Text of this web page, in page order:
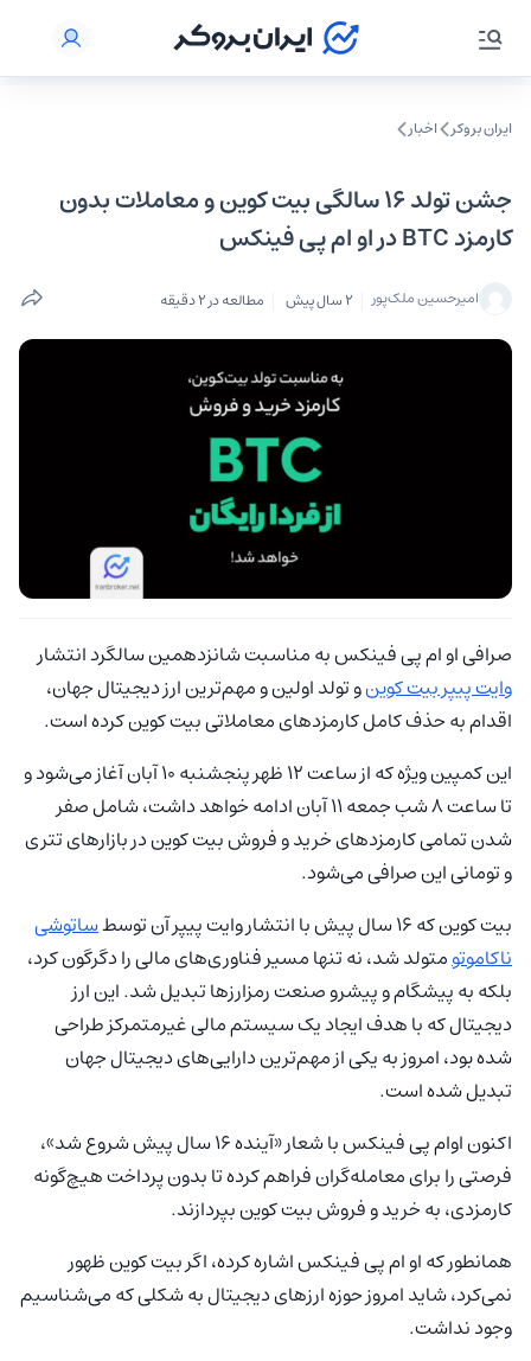
ایران بروکر اخبار
جشن تولد ۱۶ سالگی بیت کوین و معاملات بدون
کارمزد BTC در او‌ ام‌ پی فینکس
امیرحسین ملک‌پور 2 سال پیش مطالعه در 2 دقیقه
صرافی او‌ ام پی فینکس به مناسبت شانزدهمین سالگرد انتشار
وایت پیپر بیت کوینو تولد اولین و مهم‌ترین ارز دیجیتال جهان،
اقدام به حذف کامل کارمزدهای معاملاتی بیت کوین کرده است.
این کمپین ویژه که از ساعت ۱۲ ظهر پنجشنبه ۱۰ آبان آغاز می‌شود و
تا ساعت ۸ شب جمعه ۱۱ آبان ادامه خواهد داشت، شامل صفر
شدن تمامی کارمزدهای خرید و فروش بیت کوین در بازارهای تتری
و تومانی این صرافی می‌شود.
بیت کوین که ۱۶ سال پیش با انتشار وایت پیپر آن توسط
ساتوشی
ناکاموتومتولد شد، نه تنها مسیر فناوری‌های مالی را دگرگون کرد،
بلکه به پیشگام و پیشرو صنعت رمزارزها تبدیل شد. این ارز
دیجیتال که با هدف ایجاد یک سیستم مالی غیرمتمرکز طراحی
شده بود، امروز به یکی از مهم‌ترین دارایی‌های دیجیتال جهان
تبدیل شده است.
اکنون او‌ام پی فینکس با شعار «آینده ۱۶ سال پیش شروع شد»،
فرصتی را برای معامله‌گران فراهم کرده تا بدون پرداخت هیچ‌گونه
کارمزدی، به خرید و فروش بیت کوین بپردازند.
همانطور که او‌ ام‌ پی فینکس اشاره کرده، اگر بیت کوین ظهور
نمی‌کرد، شاید امروز حوزه ارزهای دیجیتال به شکلی که می‌شناسیم
وجود نداشت.